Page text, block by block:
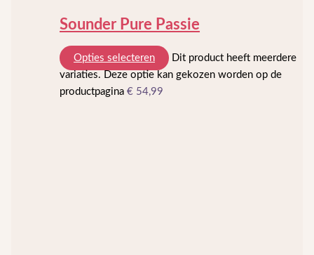
Sounder Pure Passie
Opties selecteren
Dit product heeft meerdere
variaties. Deze optie kan gekozen worden op de
productpagina€ 54,99